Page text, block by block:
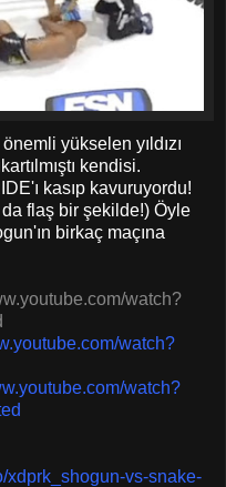
yükselen yıldızı
kendisi.
kasıp kavuruyordu!
flaş bir şekilde!) Öyle
birkaç maçına
watch?
watch?
watch?
xdprk_shogun-vs-snake-